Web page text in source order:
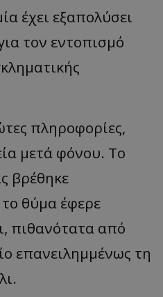
έχει εξαπολύσει
τον εντοπισμό
πληροφορίες,
μετά φόνου. Το
βρέθηκε
θύμα έφερε
πιθανότατα από
επανειλημμένως τη